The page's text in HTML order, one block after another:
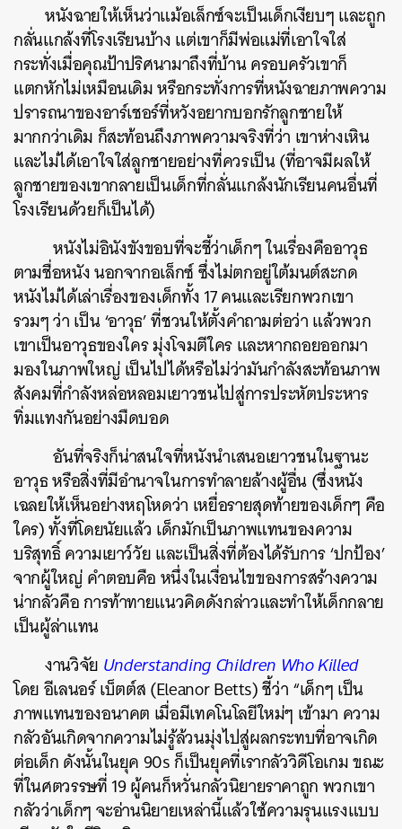
หนังฉายให้เห็นว่าแม้อเล็กซ์จะเป็นเด็กเงียบๆ และถูก
กลั่นแกล้งที่โรงเรียนบ้าง แต่เขาก็มีพ่อแม่ที่เอาใจใส่
กระทั่งเมื่อคุณป้าปริศนามาถึงที่บ้าน ครอบครัวเขาก็
แตกหักไม่เหมือนเดิม หรือกระทั่งการที่หนังฉายภาพความ
ปรารถนาของอาร์เชอร์ที่หวังอยากบอกรักลูกชายให้
มากกว่าเดิม ก็สะท้อนถึงภาพความจริงที่ว่า เขาห่างเหิน
และไม่ได้เอาใจใส่ลูกชายอย่างที่ควรเป็น (ที่อาจมีผลให้
ลูกชายของเขากลายเป็นเด็กที่กลั่นแกล้งนักเรียนคนอื่นที่
โรงเรียนด้วยก็เป็นได้)
หนังไม่อินังขังขอบที่จะชี้ว่าเด็กๆ ในเรื่องคืออาวุธ
ตามชื่อหนัง นอกจากอเล็กซ์ ซึ่งไม่ตกอยู่ใต้มนต์สะกด
หนังไม่ได้เล่าเรื่องของเด็กทั้ง 17 คนและเรียกพวกเขา
รวมๆ ว่า เป็น ‘อาวุธ’ ที่ชวนให้ตั้งคำถามต่อว่า แล้วพวก
เขาเป็นอาวุธของใคร มุ่งโจมตีใคร และหากถอยออกมา
มองในภาพใหญ่ เป็นไปได้หรือไม่ว่ามันกำลังสะท้อนภาพ
สังคมที่กำลังหล่อหลอมเยาวชนไปสู่การประหัตประหาร
ทิ่มแทงกันอย่างมืดบอด
อันที่จริงก็น่าสนใจที่หนังนำเสนอเยาวชนในฐานะ
อาวุธ หรือสิ่งที่มีอำนาจในการทำลายล้างผู้อื่น (ซึ่งหนัง
เฉลยให้เห็นอย่างหฤโหดว่า เหยื่อรายสุดท้ายของเด็กๆ คือ
ใคร) ทั้งที่โดยนัยแล้ว เด็กมักเป็นภาพแทนของความ
บริสุทธิ์ ความเยาว์วัย และเป็นสิ่งที่ต้องได้รับการ ‘ปกป้อง’
จากผู้ใหญ่ คำตอบคือ หนึ่งในเงื่อนไขของการสร้างความ
น่ากลัวคือ การท้าทายแนวคิดดังกล่าวและทำให้เด็กกลาย
เป็นผู้ล่าแทน
งานวิจัย Understanding Children Who Killed
โดย อีเลนอร์ เบ็ตต์ส (Eleanor Betts) ชี้ว่า “เด็กๆ เป็น
ภาพแทนของอนาคต เมื่อมีเทคโนโลยีใหม่ๆ เข้ามา ความ
กลัวอันเกิดจากความไม่รู้ล้วนมุ่งไปสู่ผลกระทบที่อาจเกิด
ต่อเด็ก ดังนั้นในยุค 90s ก็เป็นยุคที่เรากลัววิดีโอเกม ขณะ
ที่ในศตวรรษที่ 19 ผู้คนก็หวั่นกลัวนิยายราคาถูก พวกเขา
กลัวว่าเด็กๆ จะอ่านนิยายเหล่านี้แล้วใช้ความรุนแรงแบบ